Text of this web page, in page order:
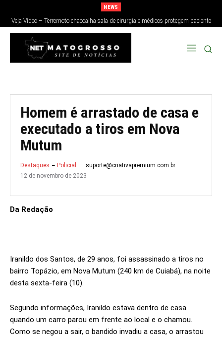
NEWS
Veja Vídeo – Terremoto chacoalha sala de cirurgia e médicos protegem paciente
no Japão; veja
Homem é arrastado de casa e
executado a tiros em Nova
Mutum
Destaques Policial
suporte@criativapremium.com.br
12 de novembro de 2023
Da Redação
Iranildo dos Santos, de 29 anos, foi assassinado a tiros no
bairro Topázio, em Nova Mutum (240 km de Cuiabá), na noite
desta sexta-feira (10).
Segundo informações, Iranildo estava dentro de casa
quando um carro parou em frente ao local e o chamou.
Como se negou a sair, o bandido invadiu a casa, o arrastou